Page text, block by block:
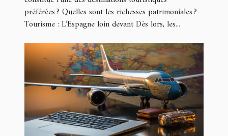
préférées ? Quelles sont les richesses patrimoniales ?
Tourisme : L’Espagne loin devant Dès lors, les...